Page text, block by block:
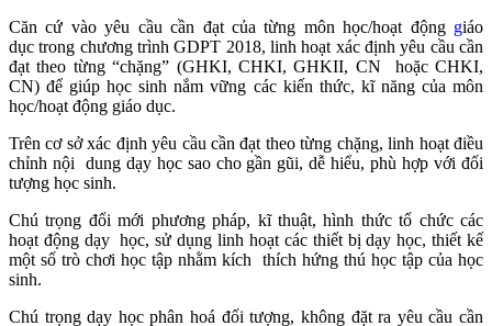
Căn cứ vào yêu cầu cần đạt của từng môn học/hoạt động giáo
dục trong chương trình GDPT 2018, linh hoạt xác định yêu cầu cần
đạt theo từng “chặng” (GHKI, CHKI, GHKII, CN hoặc CHKI,
CN) để giúp học sinh nắm vững các kiến thức, kĩ năng của môn
học/hoạt động giáo dục.
Trên cơ sở xác định yêu cầu cần đạt theo từng chặng, linh hoạt điều
chỉnh nội dung dạy học sao cho gần gũi, dễ hiểu, phù hợp với đối
tượng học sinh.
Chú trọng đổi mới phương pháp, kĩ thuật, hình thức tổ chức các
hoạt động dạy học, sử dụng linh hoạt các thiết bị dạy học, thiết kế
một số trò chơi học tập nhằm kích thích hứng thú học tập của học
sinh.
Chú trọng dạy học phân hoá đối tượng, không đặt ra yêu cầu cần